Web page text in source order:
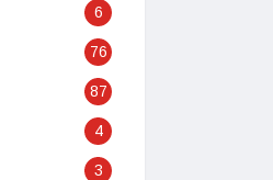
6
76
87
4
3